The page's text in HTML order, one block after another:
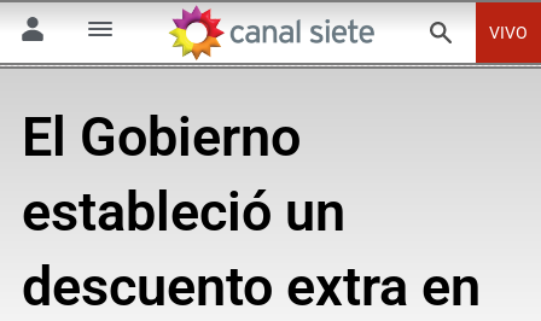
VIVO
El Gobierno
estableció un
descuento extra en